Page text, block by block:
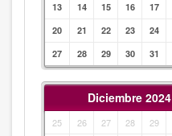
13
14 15 16 17
20
21 22 23 24
27
28 29 30 31
Diciembre 2024
25 26 27 28 29